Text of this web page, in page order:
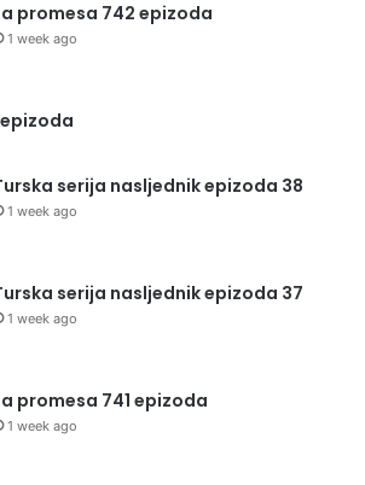
promesa 742 epizoda
1 week ago
serija nasljednik epizoda 38
1 week ago
serija nasljednik epizoda 37
1 week ago
promesa 741 epizoda
1 week ago